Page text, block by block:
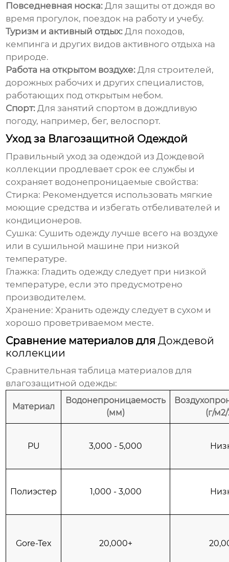
Повседневная носка: Для защиты от дождя во
время прогулок, поездок на работу и учебу.
Туризм и активный отдых: Для походов,
кемпинга и других видов активного отдыха на
природе.
Работа на открытом воздухе: Для строителей,
дорожных рабочих и других специалистов,
работающих под открытым небом.
Спорт: Для занятий спортом в дождливую
погоду, например, бег, велоспорт.
Уход за Влагозащитной Одеждой
Правильный уход за одеждой изДождевой
коллекции продлевает срок ее службы и
сохраняет водонепроницаемые свойства:
Стирка: Рекомендуется использовать мягкие
моющие средства и избегать отбеливателей и
кондиционеров.
Сушка: Сушить одежду лучше всего на воздухе
или в сушильной машине при низкой
температуре.
Глажка: Гладить одежду следует при низкой
температуре, если это предусмотрено
производителем.
Хранение: Хранить одежду следует в сухом и
хорошо проветриваемом месте.
Сравнение материалов дляДождевой
коллекции
Сравнительная таблица материалов для
влагозащитной одежды:
Материал
Водонепроницаемость
(мм)
(г/
PU 3,000 - 5,000
Полиэстер 1,000 - 3,000
Gore-Tex 20,000+